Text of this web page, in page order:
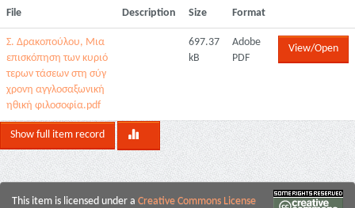
File Description Size Format
Σ. Δρακοπούλου, Μια
επισκόπηση των κυριό
τερων τάσεων στη σύγ
χρονη αγγλοσαξωνική
ηθική φιλοσοφία.pdf
697.37
kB
Adobe
PDF
View/Open
Show full item record
This item is licensed under a Creative Commons License